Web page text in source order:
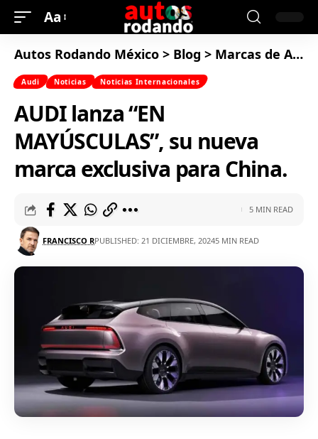
Aa
Autos Rodando México > Blog > Marcas de Autos
Audi Noticias Noticias Internacionales
AUDI lanza “EN
MAYÚSCULAS”, su nueva
marca exclusiva para China.
FRANCISCO RPUBLISHED: 21 DICIEMBRE, 20245 MIN READ
5 MIN READ